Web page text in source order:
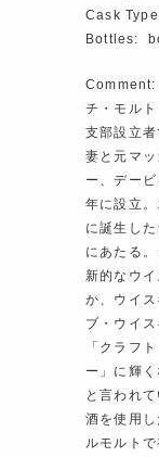
Cask
Bottles:
Comment:
チ・モル
支部設立
妻と元マ
ー、デー
年に設立
に誕生し
にあたる
新的なウ
か、ウイ
ブ・ウイ
「クラフ
ー」に輝
と言われ
酒を使用
ルモルト